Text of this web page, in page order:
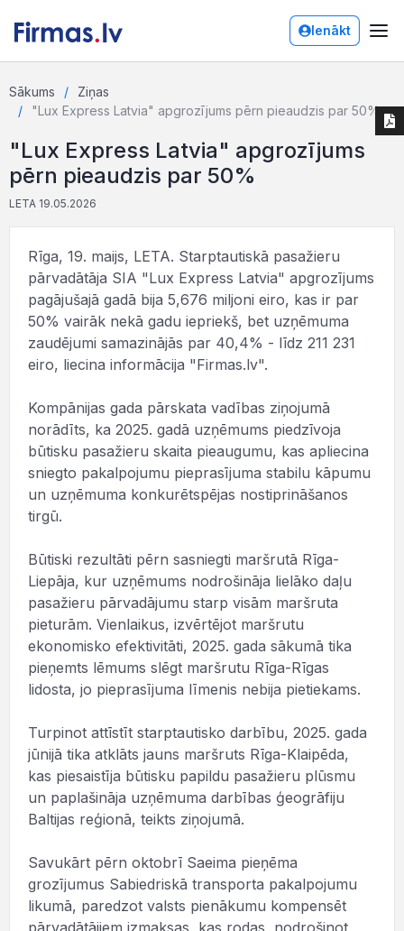
Ienākt
Sākums
Ziņas
"Lux Express Latvia" apgrozījums pērn pieaudzis par 50%
"Lux Express Latvia" apgrozījums
pērn pieaudzis par 50%
LETA 19.05.2026
Rīga, 19. maijs, LETA. Starptautiskā pasažieru
pārvadātāja SIA "Lux Express Latvia" apgrozījums
pagājušajā gadā bija 5,676 miljoni eiro, kas ir par
50% vairāk nekā gadu iepriekš, bet uzņēmuma
zaudējumi samazinājās par 40,4% - līdz 211 231
eiro, liecina informācija "Firmas.lv".
Kompānijas gada pārskata vadības ziņojumā
norādīts, ka 2025. gadā uzņēmums piedzīvoja
būtisku pasažieru skaita pieaugumu, kas apliecina
sniegto pakalpojumu pieprasījuma stabilu kāpumu
un uzņēmuma konkurētspējas nostiprināšanos
tirgū.
Būtiski rezultāti pērn sasniegti maršrutā Rīga-
Liepāja, kur uzņēmums nodrošināja lielāko daļu
pasažieru pārvadājumu starp visām maršruta
pieturām. Vienlaikus, izvērtējot maršrutu
ekonomisko efektivitāti, 2025. gada sākumā tika
pieņemts lēmums slēgt maršrutu Rīga-Rīgas
lidosta, jo pieprasījuma līmenis nebija pietiekams.
Turpinot attīstīt starptautisko darbību, 2025. gada
jūnijā tika atklāts jauns maršruts Rīga-Klaipēda,
kas piesaistīja būtisku papildu pasažieru plūsmu
un paplašināja uzņēmuma darbības ģeogrāfiju
Baltijas reģionā, teikts ziņojumā.
Savukārt pērn oktobrī Saeima pieņēma
grozījumus Sabiedriskā transporta pakalpojumu
likumā, paredzot valsts pienākumu kompensēt
pārvadātājiem izmaksas, kas rodas, nodrošinot